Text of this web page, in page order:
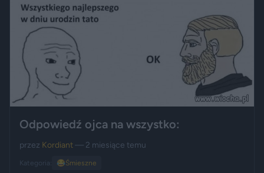
Odpowiedź ojca na wszystko:
przez Kordiant— 2 miesiące temu
Kategoria: 😂Śmieszne